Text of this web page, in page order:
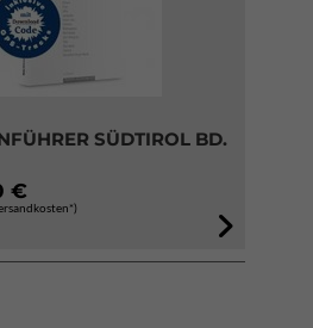
SÜDTIROL BD.
€